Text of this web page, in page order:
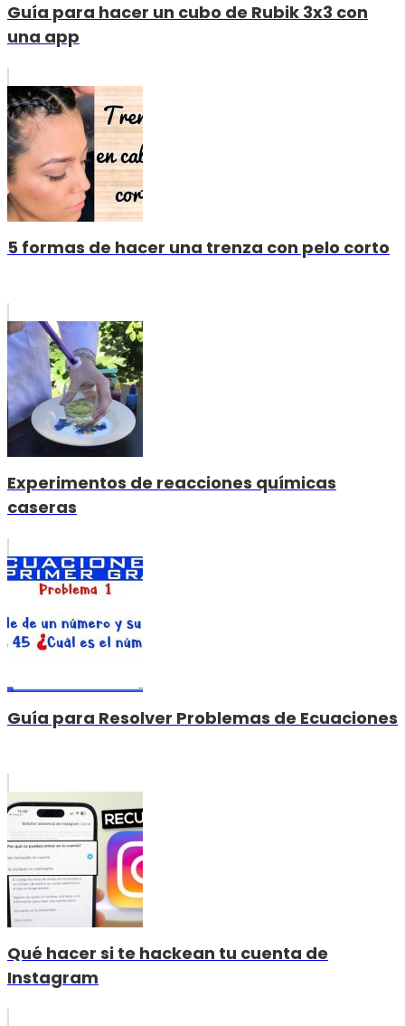
Guía para hacer un cubo de Rubik 3x3 con
una app
5 formas de hacer una trenza con pelo corto
Experimentos de reacciones químicas
caseras
Guía para Resolver Problemas de Ecuaciones
Qué hacer si te hackean tu cuenta de
Instagram